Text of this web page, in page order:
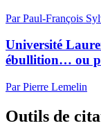
Par Paul-François
Université
ébullition… ou
Par Pierre Lemelin
Outils de